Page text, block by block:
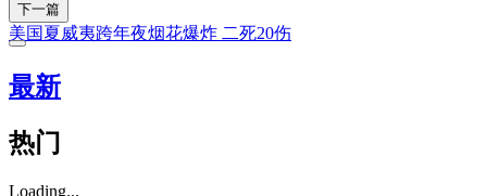
下一篇
美国夏威夷跨年夜烟花爆炸 二死20伤
最新
热门
Loading...